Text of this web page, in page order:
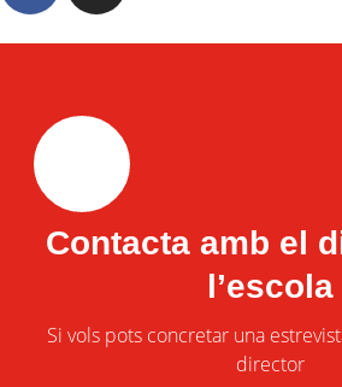
Contacta amb el
l’escola
Si vols pots concretar una
director